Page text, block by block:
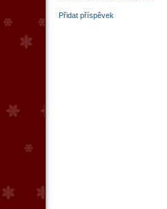
Přidat příspěvek